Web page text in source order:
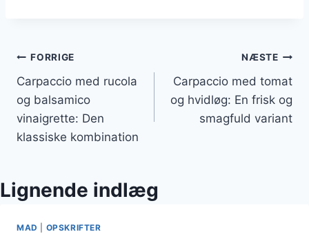
Indlægsnavigation
FORRIGE
Carpaccio med rucola
og balsamico
vinaigrette: Den
klassiske kombination
NÆSTE
Carpaccio med tomat
og hvidløg: En frisk og
smagfuld variant
Lignende indlæg
MAD OPSKRIFTER